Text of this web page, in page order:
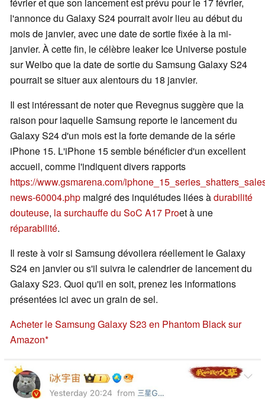
l'annonce du Galaxy S24 pourrait avoir lieu au début du
mois de janvier, avec une date de sortie fixée à la mi-
janvier. À cette fin, le célèbre leaker Ice Universe postule
sur Weibo que la date de sortie du Samsung Galaxy S24
pourrait se situer aux alentours du 18 janvier.
Il est intéressant de noter que Revegnus suggère que la
raison pour laquelle Samsung reporte le lancement du
Galaxy S24 d'un mois est la forte demande de la série
iPhone 15. L'iPhone 15 semble bénéficier d'un excellent
accueil, comme l'indiquent divers rapports
https://www.gsmarena.com/
news-60004.php malgré des inquiétudes liées àdurabilité
douteuse, la surchauffe du SoC A17 Proet à une
réparabilité.
Il reste à voir si Samsung dévoilera réellement le Galaxy
S24 en janvier ou s'il suivra le calendrier de lancement du
Galaxy S23. Quoi qu'il en soit, prenez les informations
présentées ici avec un grain de sel.
Acheter le Samsung Galaxy S23 en Phantom Black sur
Amazon